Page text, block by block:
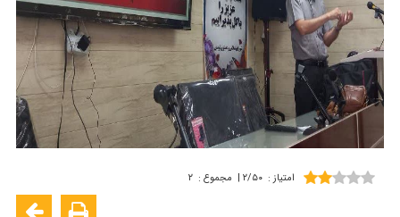
امتیاز : ۲/۵۰ | مجموع : ۲